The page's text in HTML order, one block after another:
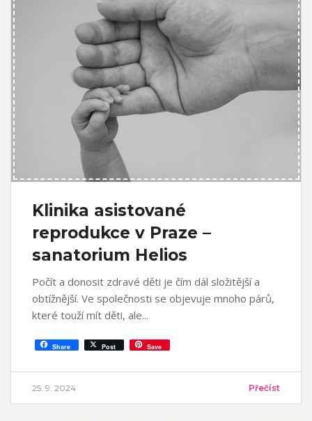
Klinika asistované
reprodukce v Praze –
sanatorium Helios
Počít a donosit zdravé děti je čím dál složitější a
obtížnější. Ve společnosti se objevuje mnoho párů,
které touží mít děti, ale
Share Post Save
Přečíst
25. 9. 2024